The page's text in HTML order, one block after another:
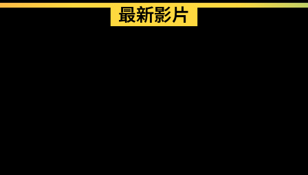
最新影片